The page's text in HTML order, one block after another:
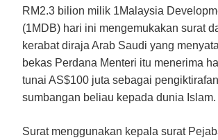
RM2.3 bilion milik 1Malaysia
(1MDB) hari ini mengemukakan surat
kerabat diraja Arab Saudi yang
bekas Perdana Menteri itu menerima
tunai AS$100 juta sebagai
sumbangan beliau kepada dunia Islam.
Surat menggunakan kepala surat